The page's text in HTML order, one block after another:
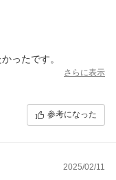
ったです。
さらに表示
参考になった
2025/02/11